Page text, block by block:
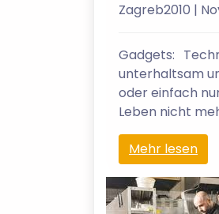
Zagreb2010 |
Gadgets:
unterhaltsam
oder einfach
Leben nicht
Mehr lesen